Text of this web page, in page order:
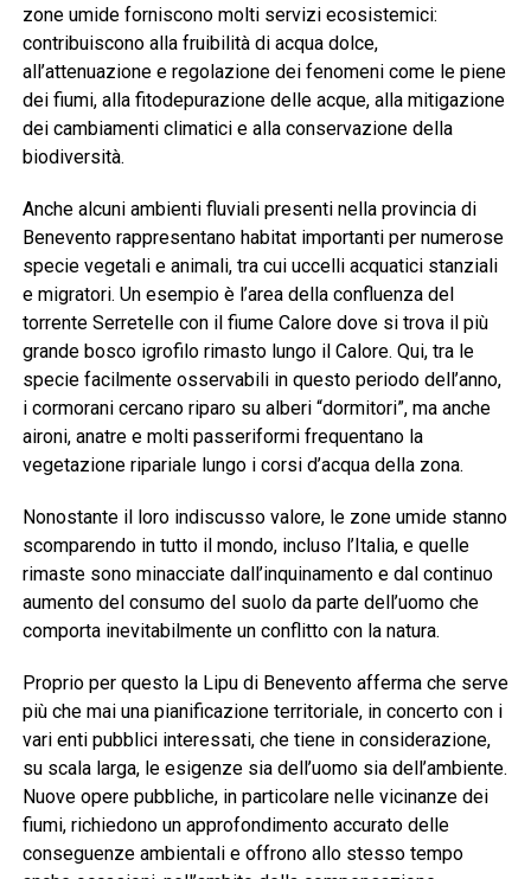
zone umide forniscono molti servizi ecosistemici:
contribuiscono alla fruibilità di acqua dolce,
all’attenuazione e regolazione dei fenomeni come le piene
dei fiumi, alla fitodepurazione delle acque, alla mitigazione
dei cambiamenti climatici e alla conservazione della
biodiversità.
Anche alcuni ambienti fluviali presenti nella provincia di
Benevento rappresentano habitat importanti per numerose
specie vegetali e animali, tra cui uccelli acquatici stanziali
e migratori. Un esempio è l’area della confluenza del
torrente Serretelle con il fiume Calore dove si trova il più
grande bosco igrofilo rimasto lungo il Calore. Qui, tra le
specie facilmente osservabili in questo periodo dell’anno,
i cormorani cercano riparo su alberi “dormitori”, ma anche
aironi, anatre e molti passeriformi frequentano la
vegetazione ripariale lungo i corsi d’acqua della zona.
Nonostante il loro indiscusso valore, le zone umide stanno
scomparendo in tutto il mondo, incluso l’Italia, e quelle
rimaste sono minacciate dall’inquinamento e dal continuo
aumento del consumo del suolo da parte dell’uomo che
comporta inevitabilmente un conflitto con la natura.
Proprio per questo la Lipu di Benevento afferma che serve
più che mai una pianificazione territoriale, in concerto con i
vari enti pubblici interessati, che tiene in considerazione,
su scala larga, le esigenze sia dell’uomo sia dell’ambiente.
Nuove opere pubbliche, in particolare nelle vicinanze dei
fiumi, richiedono un approfondimento accurato delle
conseguenze ambientali e offrono allo stesso tempo